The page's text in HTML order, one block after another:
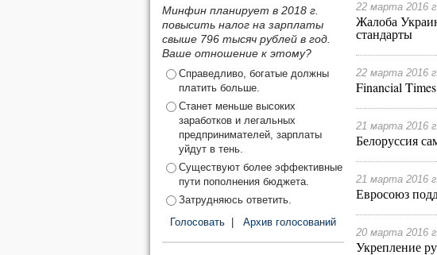
Минфин планирует в 2018 г.
повысить налог на зарплаты
свыше 796 тысяч рублей в год.
Ваше отношение к этому?
Справедливо, богатые должны
платить больше.
Станет меньше высоких
заработков и легальных
предпринимателей, зарплаты
уйдут в тень.
Существуют более эффективные
пути пополнения бюджета.
Затрудняюсь ответить.
Голосовать
Архив голосований
22 марта 2016 г.
Жалоба
стандарты
22 марта 2016 г.
Financial
21 марта 2016 г.
Белоруссия
21 марта 2016 г.
Евросоюз
20 марта 2016 г.
Укрепление